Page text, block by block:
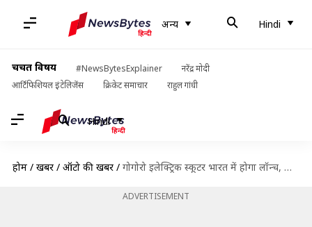
अन्य Hindi
चर्चित विषय #NewsBytesExplainer
नरेंद्र मोदी
आर्टिफिशियल इंटेलिजेंस
क्रिकेट समाचार राहुल गांधी
Hindi
होम / खबरें / ऑटो की खबरें / गोगोरो इलेक्ट्रिक स्कूटर भारत में होगा लॉन्च, पावरट्रेन के बारे में सामने आई ये जानकारी
ADVERTISEMENT